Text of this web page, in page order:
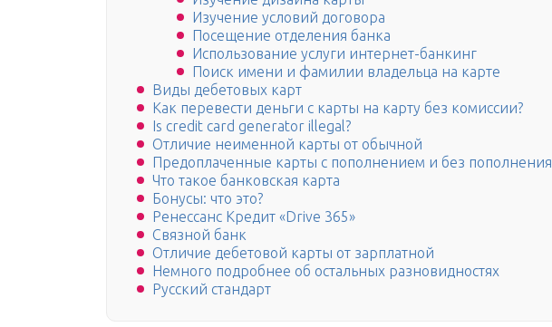
Изучение условий договора
Посещение отделения банка
Использование услуги интернет-банкинг
Поиск имени и фамилии владельца на карте
Виды дебетовых карт
Как перевести деньги с карты на карту без комиссии?
Is credit card generator illegal?
Отличие неименной карты от обычной
Предоплаченные карты с пополнением и без пополнения
Что такое банковская карта
Бонусы: что это?
Ренессанс Кредит «Drive 365»
Связной банк
Отличие дебетовой карты от зарплатной
Немного подробнее об остальных разновидностях
Русский стандарт